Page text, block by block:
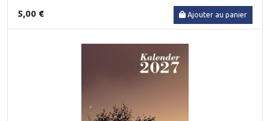
5,00 € Ajouter au panier